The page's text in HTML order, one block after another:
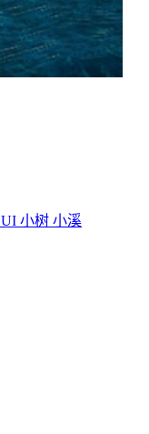
UI 小树 小溪